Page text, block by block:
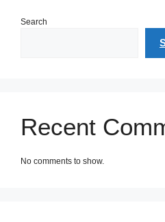
Search
Recent
No comments to show.